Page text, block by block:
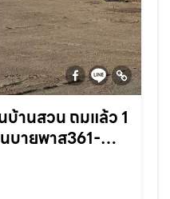
านสวน ถมแล้ว 1
บายพาส361-